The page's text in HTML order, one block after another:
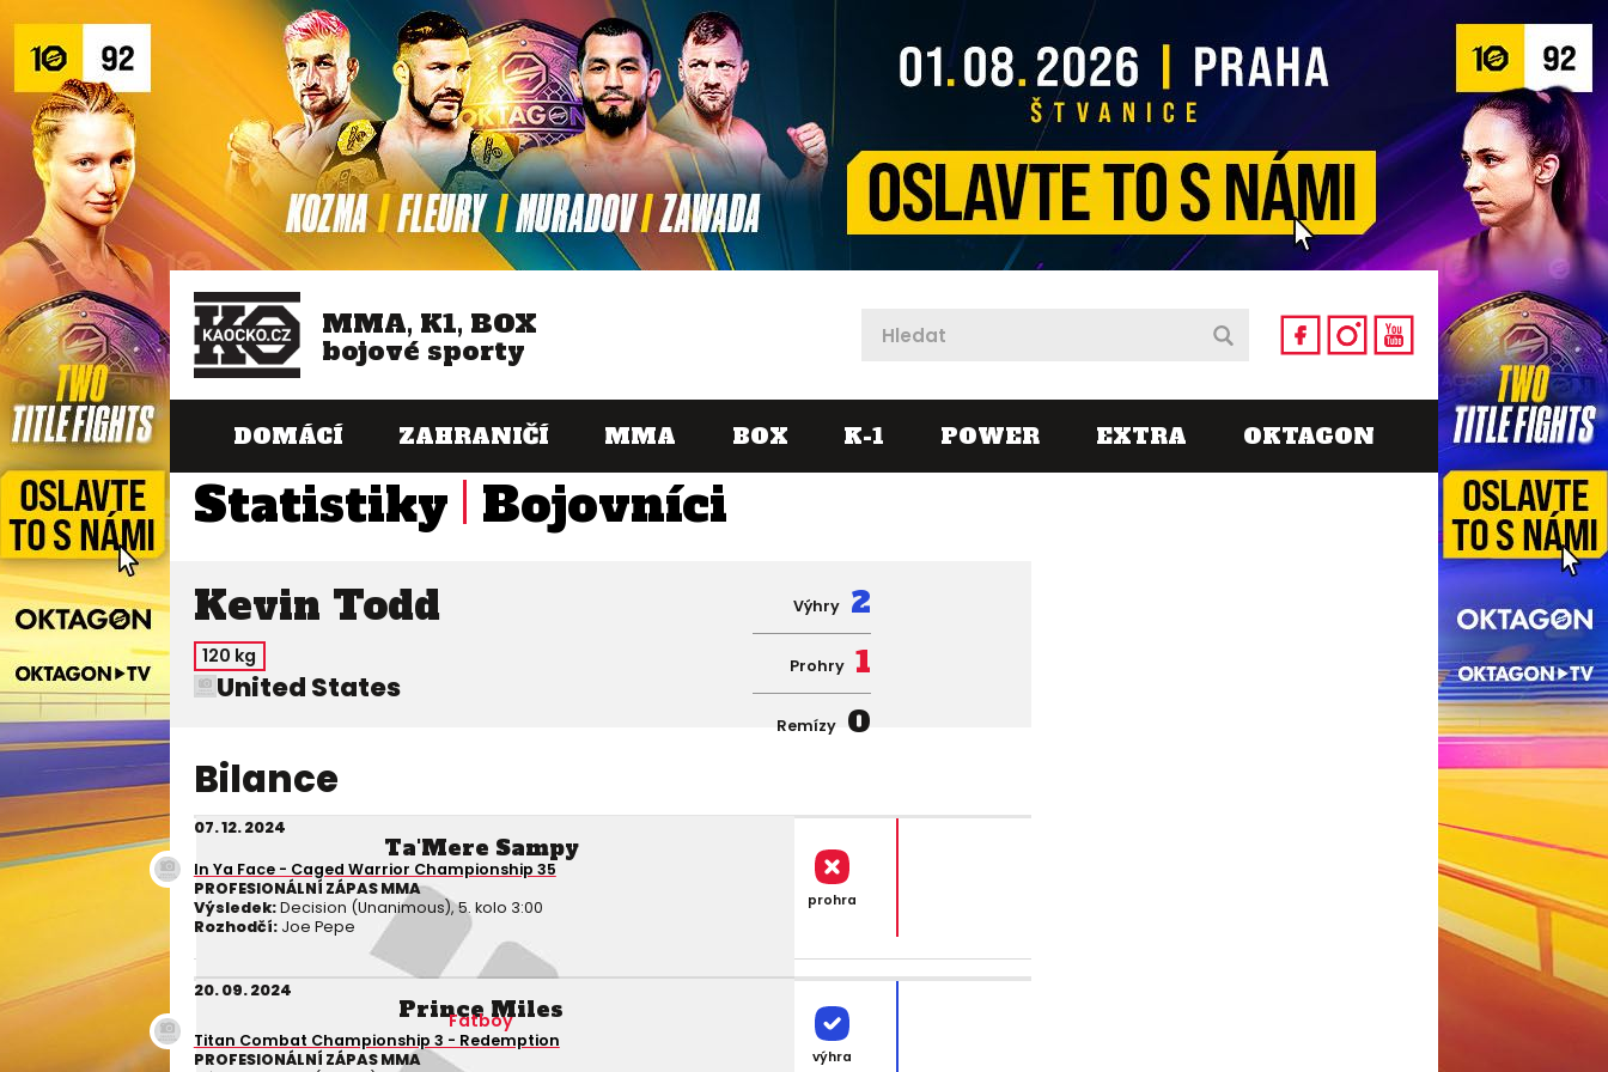
MMA, K1, BOX
bojové sporty
DOMÁCÍ ZAHRANIČÍ MMA BOX K-1 POWER EXTRA OKTAGON
Statistiky Bojovníci
Kevin Todd
120 kg
United States
Výhry 2
Prohry 1
Remízy 0
Bilance
07. 12. 2024
Ta'Mere Sampy
In Ya Face - Caged Warrior Championship 35
PROFESIONÁLNÍ ZÁPAS MMA
Výsledek:Decision (Unanimous), 5. kolo 3:00
Rozhodčí:Joe Pepe
prohra
20. 09. 2024
Prince Miles
Fatboy
Titan Combat Championship 3 - Redemption
PROFESIONÁLNÍ ZÁPAS MMA
výhra